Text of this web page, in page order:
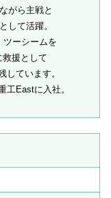
がら主戦と
して活躍。
ツーシームを
援として
しています。
工Eastに入社。